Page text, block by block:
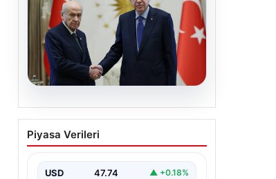
Cumhurbaşkanı
Erdoğan, Devlet Bahçeli
Piyasa Verileri
USD 47.74 ▲ +0.18%